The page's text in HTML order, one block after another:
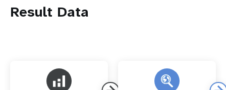
Result Data